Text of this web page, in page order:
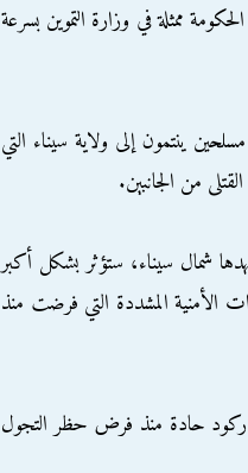
ممثلة في وزارة التموين بسرعة
ينتمون إلى ولاية سيناء التي
من الجانبين.
شمال سيناء، ستؤثر بشكل أكبر
الأمنية المشددة التي فرضت منذ
ركود حادة منذ فرض حظر التجول